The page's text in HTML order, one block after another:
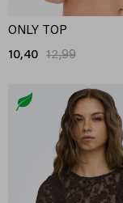
ONLY TOP
10,40 12,99